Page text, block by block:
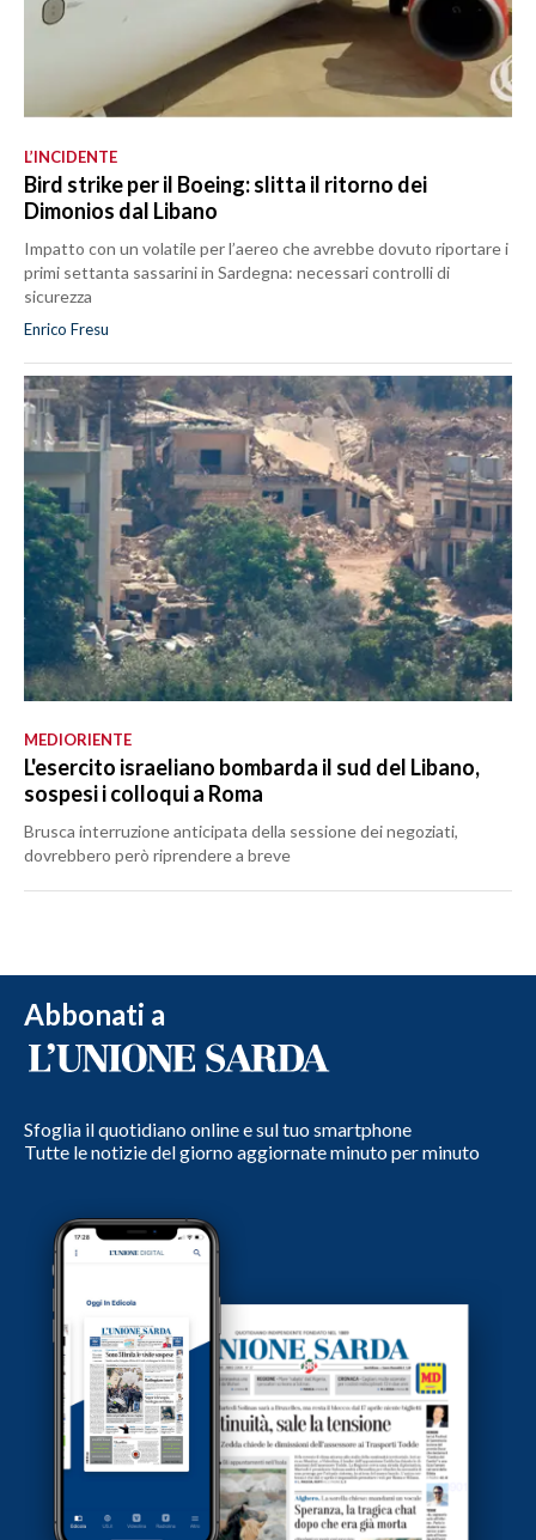
L’INCIDENTE
Bird strike per il Boeing: slitta il ritorno dei
Dimonios dal Libano
Impatto con un volatile per l’aereo che avrebbe dovuto riportare i
primi settanta sassarini in Sardegna: necessari controlli di
sicurezza
Enrico Fresu
MEDIORIENTE
L'esercito israeliano bombarda il sud del Libano,
sospesi i colloqui a Roma
Brusca interruzione anticipata della sessione dei negoziati,
dovrebbero però riprendere a breve
Abbonati a
Sfoglia il quotidiano online e sul tuo smartphone
Tutte le notizie del giorno aggiornate minuto per minuto